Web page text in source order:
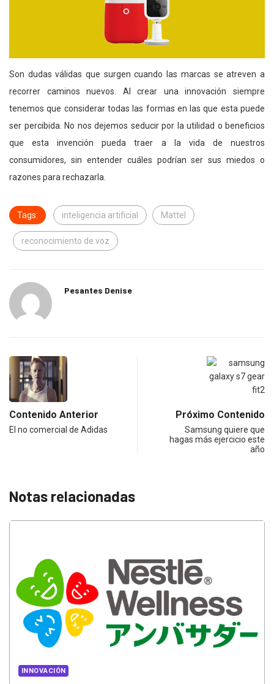
Son dudas válidas que surgen cuando las marcas se atreven a
recorrer caminos nuevos. Al crear una innovación siempre
tenemos que considerar todas las formas en las que esta puede
ser percibida. No nos dejemos seducir por la utilidad o beneficios
que esta invención pueda traer a la vida de nuestros
consumidores, sin entender cuáles podrían ser sus miedos o
razones para rechazarla.
Tags: inteligencia artificial Mattel
reconocimiento de voz
Pesantes Denise
Contenido Anterior
El no comercial de Adidas
Próximo Contenido
Samsung quiere que
hagas más ejercicio este
año
Notas relacionadas
INNOVACIÓN